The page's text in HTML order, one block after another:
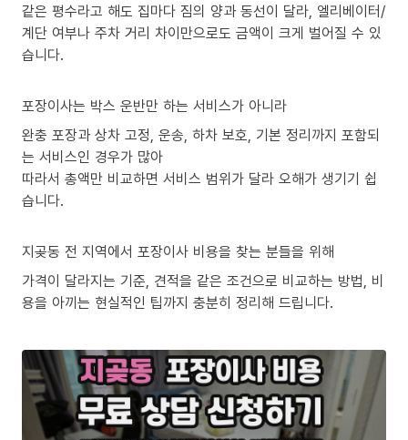
같은 평수라고 해도 집마다 짐의 양과 동선이 달라, 엘리베이터/
계단 여부나 주차 거리 차이만으로도 금액이 크게 벌어질 수 있
습니다.
포장이사는 박스 운반만 하는 서비스가 아니라
완충 포장과 상차 고정, 운송, 하차 보호, 기본 정리까지 포함되
는 서비스인 경우가 많아
따라서 총액만 비교하면 서비스 범위가 달라 오해가 생기기 쉽
습니다.
지곶동 전 지역에서 포장이사 비용을 찾는 분들을 위해
가격이 달라지는 기준, 견적을 같은 조건으로 비교하는 방법, 비
용을 아끼는 현실적인 팁까지 충분히 정리해 드립니다.